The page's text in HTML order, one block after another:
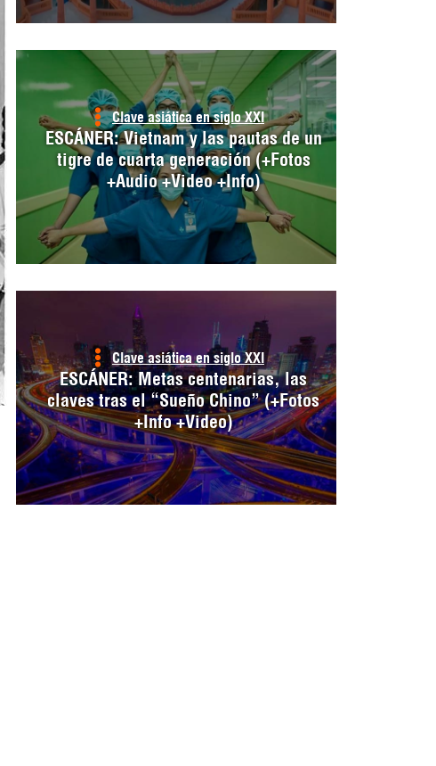
Clave asiática en siglo XXI
ESCÁNER: Vietnam y las pautas de un
tigre de cuarta generación (+Fotos
+Audio +Video +Info)
Clave asiática en siglo XXI
ESCÁNER: Metas centenarias, las
claves tras el “Sueño Chino” (+Fotos
+Info +Video)